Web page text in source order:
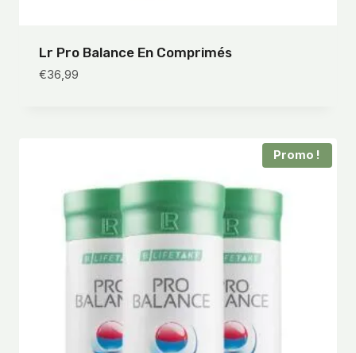
Lr Pro Balance En Comprimés
€36,99
Promo !